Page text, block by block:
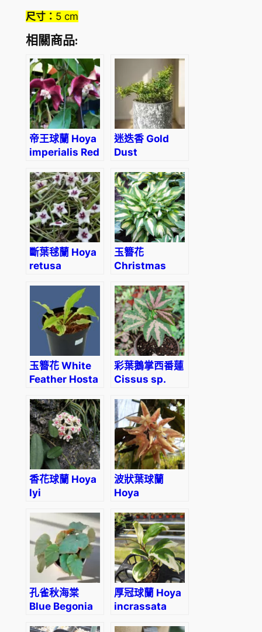
尺寸： 5 cm
相關商品:
帝王球蘭 Hoya
imperialis Red
迷迭香 Gold
Dust
(Rosmarinus
officinalis)
斷葉毬蘭 Hoya
retusa
玉簪花
Christmas
玉簪花 White
Feather Hosta
彩葉鵝掌西番蓮
Cissus sp.
Passion Vine’
香花球蘭 Hoya
lyi
波狀葉球蘭
Hoya
孔雀秋海棠
Blue Begonia
厚冠球蘭 Hoya
incrassata